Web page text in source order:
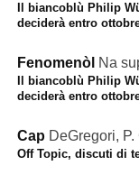
Il biancoblù Philip
deciderà entro
Fenomenòl Na
Il biancoblù Philip
deciderà entro
Cap DeGregori,
Off Topic, discuti di